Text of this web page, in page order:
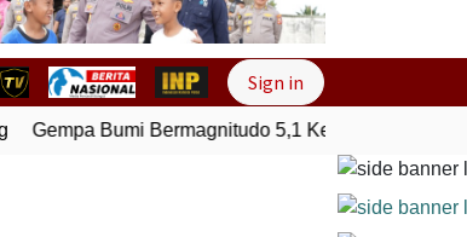
Sign in
Gempa Bumi Bermagnitudo 5,1 Kembali Guncang